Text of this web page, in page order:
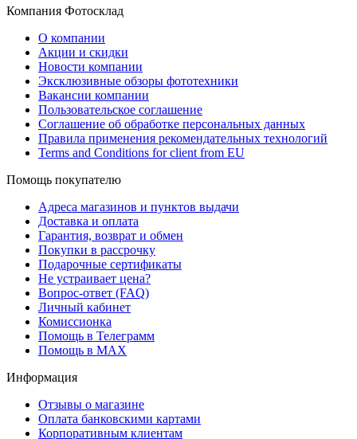
Компания Фотосклад
О компании
Акции и скидки
Новости компании
Эксклюзивные обзоры фототехники
Вакансии компании
Пользовательское соглашение
Соглашение об обработке персональных данных
Правила применения рекомендательных технологий
Terms and Conditions for client from EU
Помощь покупателю
Адреса магазинов и пунктов выдачи
Доставка и оплата
Гарантия, возврат и обмен
Покупки в рассрочку
Подарочные сертификаты
Не устраивает цена?
Вопрос-ответ (FAQ)
Личный кабинет
Комиссионка
Помощь в Телеграмм
Помощь в MAX
Информация
Отзывы о магазине
Оплата банковскими картами
Корпоративным клиентам